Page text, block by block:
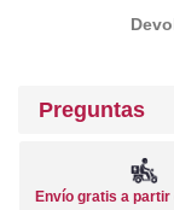
Preguntas
Envío gratis a partir